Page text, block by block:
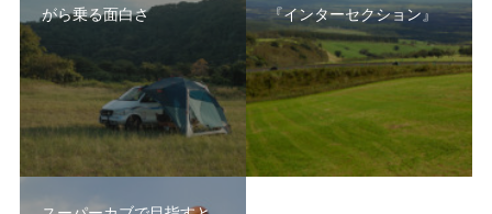
がら乗る面白さ
『インターセクション』